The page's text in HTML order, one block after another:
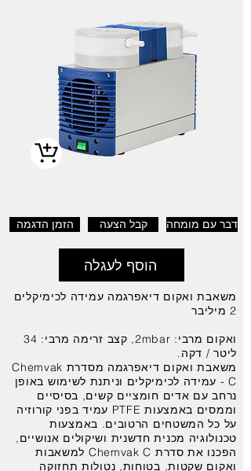
הזמן הדגמה קבל הצעה דבר עם מומחה
הוסף לעגלה
משאבת ואקום דיאפרגמה עמידה לכימיקלים
2 מיליבר
ואקום מרבי: 2mbar, קצב זרימה מרבי: 34
ליטר / דקה.
משאבת ואקום דיאפרגמה מסדרת Chemvak
C - עמידה לכימיקלים וניתנת לשימוש באופן
נרחב עם אדים חומציים קשים, בסיסיים
וממסים באמצעות PTFE עמיד בפני קורוזיה
על כל המשטחים הרטובים. באמצעות
טכנולוגיה מכנית חדשנית ושיקולים אנושיים,
הפכנו את סדרת Chemvak C למשאבות
ואקום שקטות, בטוחות, נטולות תחזוקה